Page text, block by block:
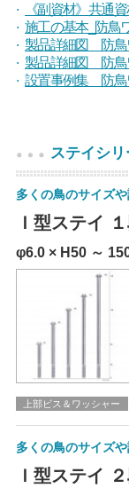
《副資材》共通
施工の基本_防鳥
製品詳細図 防鳥
製品詳細図 防鳥
設置事例集 防鳥
ステイシ
多くの鳥のサイズ
Ｉ型ステイ
φ6.0 × H50 ～
上部ビス＆ワッシャー
多くの鳥のサイズ
Ｉ型ステイ